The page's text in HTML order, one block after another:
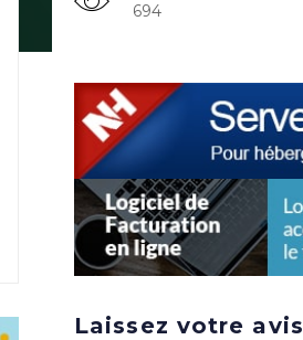
694
Laissez votre avis